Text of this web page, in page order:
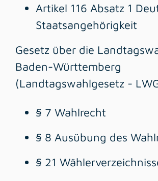
Artikel 116 Absatz 1
Staatsangehörigkeit
Gesetz über die
Baden-Württemberg
(Landtagswahlgesetz -
§ 7 Wahlrecht
§ 8 Ausübung des
§ 21